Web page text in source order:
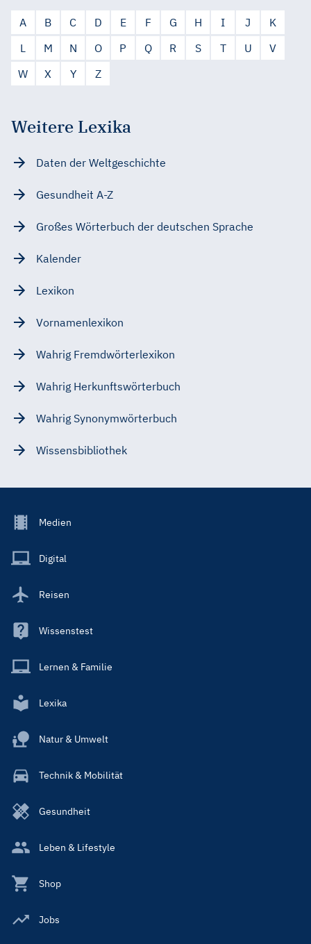
A B C D E F G H I J
K
L
M N O P Q R S T U
V
W
X Y Z
Weitere Lexika
Daten der Weltgeschichte
Gesundheit A-Z
Großes Wörterbuch der deutschen Sprache
Kalender
Lexikon
Vornamenlexikon
Wahrig Fremdwörterlexikon
Wahrig Herkunftswörterbuch
Wahrig Synonymwörterbuch
Wissensbibliothek
Footer
Main
Medien
Digital
Reisen
Wissenstest
Lernen & Familie
Lexika
Natur & Umwelt
Technik & Mobilität
Gesundheit
Leben & Lifestyle
Shop
Jobs